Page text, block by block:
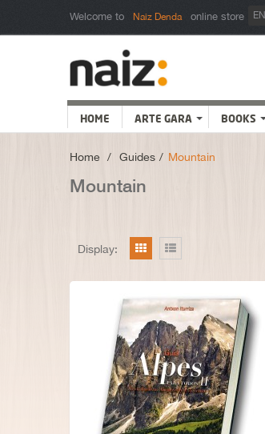
Welcome to Naiz Denda online store EN
HOME ARTE GARA BOOKS
Home > Guides > Mountain
Mountain
Display: